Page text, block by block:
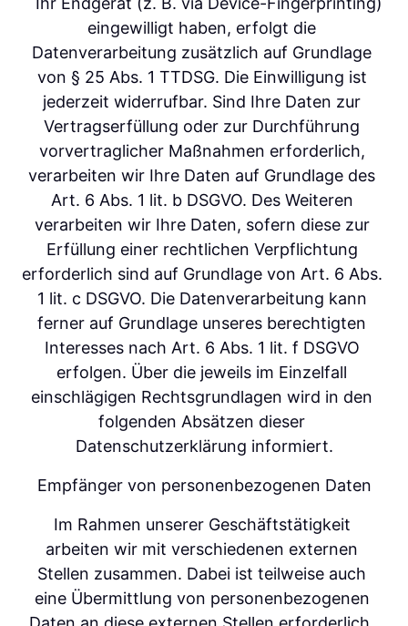
eingewilligt haben, erfolgt die
Datenverarbeitung zusätzlich auf Grundlage
von § 25 Abs. 1 TTDSG. Die Einwilligung ist
jederzeit widerrufbar. Sind Ihre Daten zur
Vertragserfüllung oder zur Durchführung
vorvertraglicher Maßnahmen erforderlich,
verarbeiten wir Ihre Daten auf Grundlage des
Art. 6 Abs. 1 lit. b DSGVO. Des Weiteren
verarbeiten wir Ihre Daten, sofern diese zur
Erfüllung einer rechtlichen Verpflichtung
erforderlich sind auf Grundlage von Art. 6 Abs.
1 lit. c DSGVO. Die Datenverarbeitung kann
ferner auf Grundlage unseres berechtigten
Interesses nach Art. 6 Abs. 1 lit. f DSGVO
erfolgen. Über die jeweils im Einzelfall
einschlägigen Rechtsgrundlagen wird in den
folgenden Absätzen dieser
Datenschutzerklärung informiert.
Empfänger von personenbezogenen Daten
Im Rahmen unserer Geschäftstätigkeit
arbeiten wir mit verschiedenen externen
Stellen zusammen. Dabei ist teilweise auch
eine Übermittlung von personenbezogenen